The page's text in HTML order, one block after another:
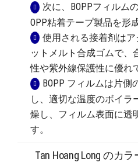
次に、BOPPフィルム
OPP粘着テープ製品を形
使用される接着剤は
ットメルト合成ゴムで、
性や紫外線保護性に優れ
BOPP フィルムは片
し、適切な温度のボイラ
燥し、フィルム表面に透
す。
Tan Hoang Long のカ